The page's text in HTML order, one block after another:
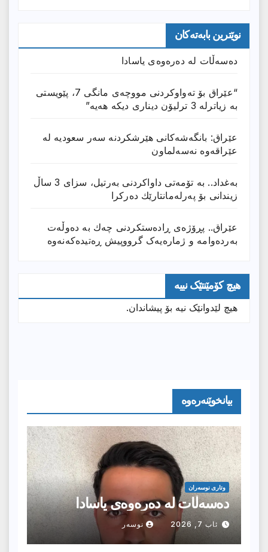
نوێترین بابەتەکان
دەسەڵات لە دەرەوەی یاسادا
“عێراق بۆ تەواوکردنی مووچەی مانگى 7، پێویستی
بە زیاترلە 3 ترلیۆن دیناری دیکە هەیە”
عێراق: بانگەشەكانی هێرشكردنە سەر سعودیە لە
عێراقەوە نەسەلماون
بەغداد.. بە تۆمەتی داواكردنی بەرتیل، سزای 3 ساڵ
زیندانی بۆ پەرلەمانتارێك دەركرا
عێراق.. پڕۆژەی ڕادەستكردنی چەك بە دەوڵەت
بەردەوامە و ژمارەیەک گرووپیش ڕەتیدەکەنەوە
هیچ کۆمێنتێک نییە
هیچ لێدوانێک نیە بۆ پیشاندان.
بیانخوێنەرەوە
وتارى نوسەران
دەسەڵات لە دەرەوەی یاسادا
ئاب 7, 2026 نوسەر